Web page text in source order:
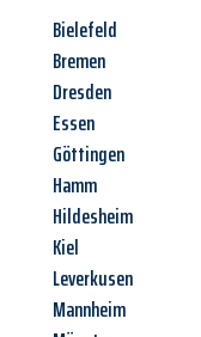
Bielefeld
Bremen
Dresden
Essen
Göttingen
Hamm
Hildesheim
Kiel
Leverkusen
Mannheim